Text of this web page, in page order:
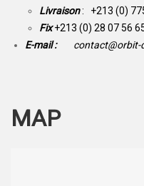
Livraison: +213 (0)
Fix +213 (0) 28 07 56
E-mail :
contact@orbit-
MAP